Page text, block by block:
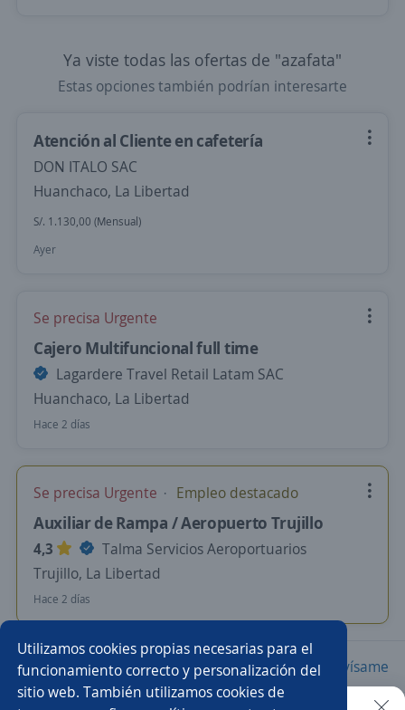
Ya viste todas las ofertas de "azafata"
Estas opciones también podrían interesarte
Atención al Cliente en cafetería
DON ITALO SAC
Huanchaco, La Libertad
S/. 1.130,00 (Mensual)
Ayer
Se precisa Urgente
Cajero Multifuncional full time
Lagardere Travel Retail Latam SAC
Huanchaco, La Libertad
Hace 2 días
Se precisa Urgente Empleo destacado
Auxiliar de Rampa / Aeropuerto Trujillo
4,3
Talma Servicios Aeroportuarios
Trujillo, La Libertad
Hace 2 días
Nuevas ofertas de empleo Avísame
Utilizamos cookies propias necesarias para el
funcionamiento correcto y personalización del
sitio web. También utilizamos cookies de